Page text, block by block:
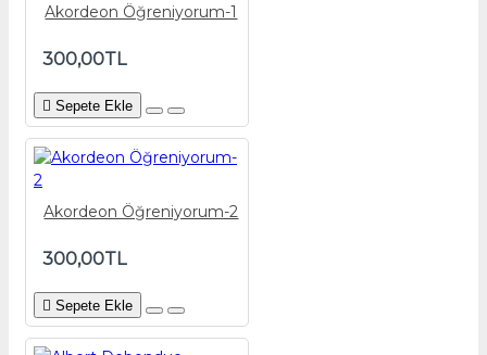
Akordeon Öğreniyorum-1
300,00TL
Sepete Ekle
Akordeon Öğreniyorum-2
300,00TL
Sepete Ekle